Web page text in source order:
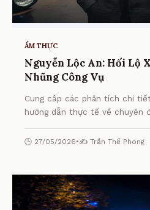
ẨM THỰC
Nguyễn Lộc An: Hối Lộ
Nhũng Công Vụ
Cung cấp các phân tích chi
hướng dẫn thực tế về chuyên
🕒 27/05/2026•✍️ Trần Thế Phong